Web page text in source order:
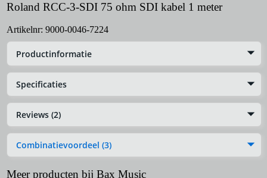
Roland RCC-3-SDI 75 ohm SDI kabel 1 meter
Artikelnr: 9000-0046-7224
Productinformatie
Specificaties
Reviews (2)
Combinatievoordeel (3)
Meer producten bij Bax Music